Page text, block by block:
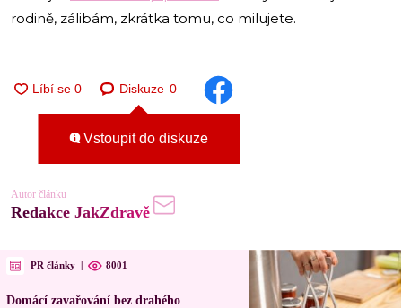
rodině, zálibám, zkrátka tomu, co milujete.
Diskuze 0
Vstoupit do diskuze
Autor článku
Redakce JakZdravě
PR články 8001
Domácí zavařování bez drahého